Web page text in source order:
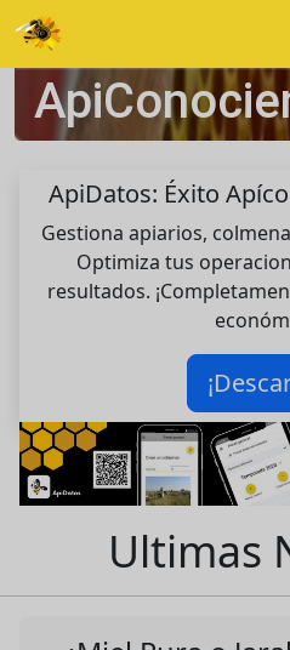
ApiDatos: Éxito
Gestiona apiarios,
Optimiza tus
resultados.
Ultimas